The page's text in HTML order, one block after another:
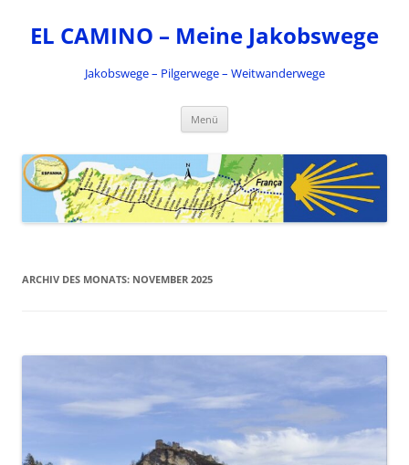
springen
EL CAMINO – Meine Jakobswege
Jakobswege – Pilgerwege – Weitwanderwege
Menü
ARCHIV DES MONATS: NOVEMBER 2025